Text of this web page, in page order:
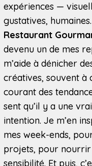
expériences —
gustatives, humaines.
Restaurant
devenu un de mes
m’aide à dénicher
créatives, souvent à
courant des
sent qu’il y a une
intention. Je m’en
mes week-ends,
projets, pour
sensibilité. Et puis,